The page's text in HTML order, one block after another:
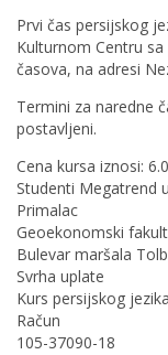
Prvi čas persijskog
Kulturnom Centru
časova, na adresi
Termini za naredne
postavljeni.
Cena kursa iznosi:
Studenti Megatrend
Primalac
Geoekonomski
Bulevar maršala
Svrha uplate
Kurs persijskog jezika
Račun
105-37090-18